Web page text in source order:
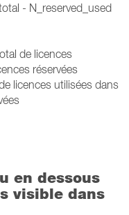
- N_reserved_used
de licences
réservées
licences utilisées dans
en dessous
visible dans